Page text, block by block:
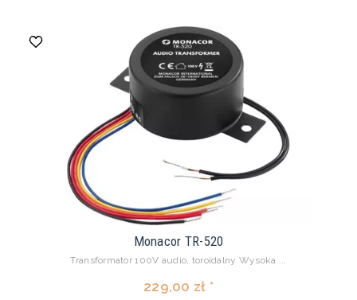
Monacor TR-520
Transformator 100V audio, toroidalny Wysoka ...
229,00 zł *